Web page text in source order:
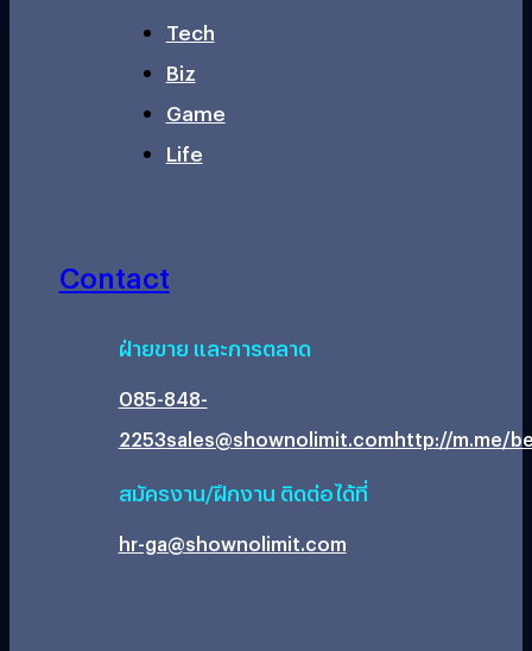
Tech
Biz
Game
Life
Contact
ฝ่ายขาย และการตลาด
085-848-
2253sales@shownolimit.comhttp://m.me/
สมัครงาน/ฝึกงาน ติดต่อได้ที่
hr-ga@shownolimit.com